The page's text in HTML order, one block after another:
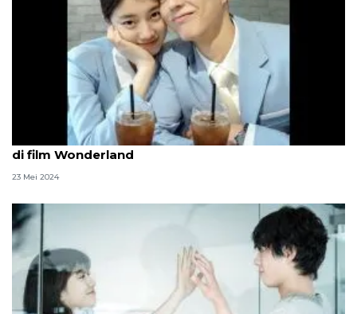
Park Bo Gum dan Suzy jadi pramugara-pramugari
di film Wonderland
23 Mei 2024